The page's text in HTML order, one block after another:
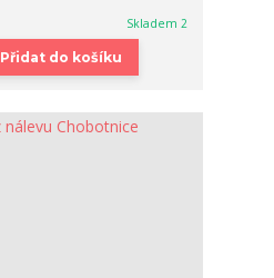
Skladem 2
Přidat do košíku